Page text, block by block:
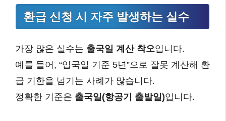
환급 신청 시 자주 발생하는 실수
가장 많은 실수는 출국일 계산 착오입니다.
예를 들어, “입국일 기준 5년”으로 잘못 계산해 환
급 기한을 넘기는 사례가 많습니다.
정확한 기준은 출국일(항공기 출발일)입니다.